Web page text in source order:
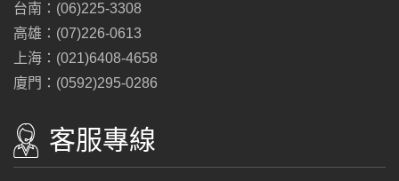
台南：(06)225-3308
高雄：(07)226-0613
上海：(021)6408-4658
廈門：(0592)295-0286
客服專線